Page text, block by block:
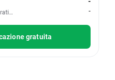
Technologies Corp
-
gratuita